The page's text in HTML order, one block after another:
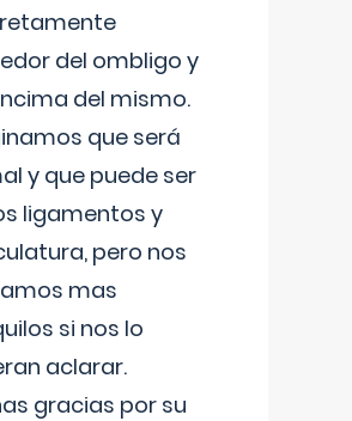
del ombligo y
del mismo.
que será
y que puede ser
ligamentos y
pero nos
mas
si nos lo
aclarar.
gracias por su